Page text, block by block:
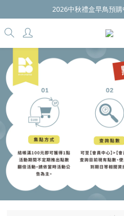
2026中秋禮盒早鳥預